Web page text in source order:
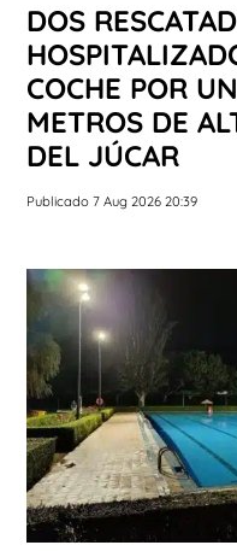
DOS
COCHE POR
METROS DE
DEL JÚCAR
Publicado 7 Aug 2026 20:39